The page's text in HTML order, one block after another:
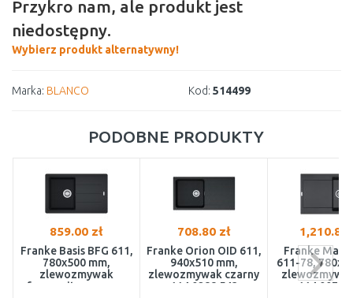
Przykro nam, ale produkt jest
niedostępny.
Wybierz produkt alternatywny!
Marka: BLANCO Kod: 514499
PODOBNE PRODUKTY
859.00 zł
Franke Basis BFG 611,
780x500 mm,
zlewozmywak
fragranitowy, onyx
708.80 zł
Franke Orion OID 611,
940x510 mm,
zlewozmywak czarny
114.0288.543
1,210.81
Franke Maris
611-78,